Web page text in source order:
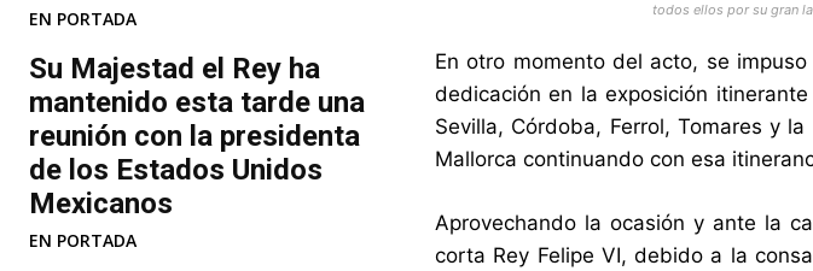
EN PORTADA
Su Majestad el Rey ha
mantenido esta tarde una
reunión con la presidenta
de los Estados Unidos
Mexicanos
EN PORTADA
todos ellos por su gran
En otro momento del acto, se
dedicación en la exposición
Sevilla, Córdoba, Ferrol, Tomares y
Mallorca continuando con esa
Aprovechando la ocasión y ante la
corta Rey Felipe VI, debido a la